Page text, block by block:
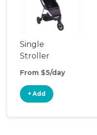
Single
Stroller
From $5/day
+ Add